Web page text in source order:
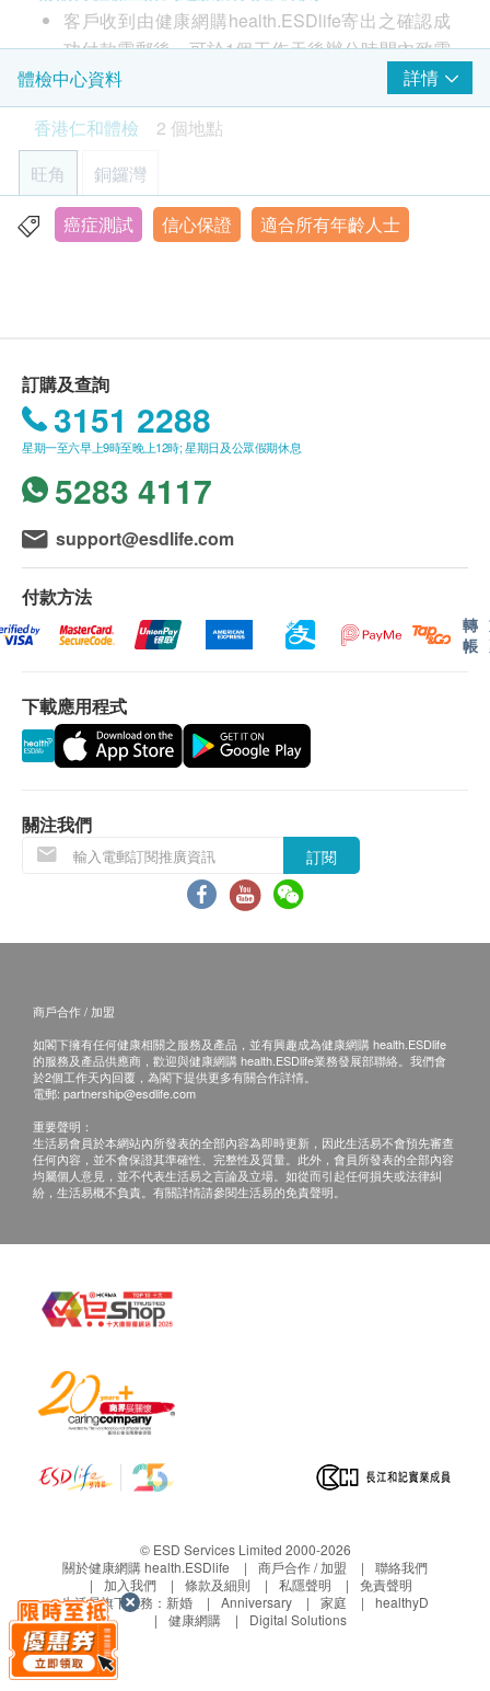
客戶收到由健康網購health.ESDlife寄出之確認成
功付款電郵後，可於1個工作天後辦公時間內致電
2156 5857 或 Whatsapp 5726 4497 預約服務。
客戶於完成檢查後14工作天收到電子報告。 ( 星期
六、日及公眾假期不計算在內 ; 如遇惡劣天氣情況
( 8號或以上颱風信號 / 黑色暴雨 ) 化驗所均會暫停
運作，報告亦相應會延遲完成時間 )
請注意: 由 2021年9月1日起訂購之身體檢查計劃或
疫苗計劃，有效期為3個月，逾期作廢。
客戶於進行服務前，必須出示有效身份證明文件以
作登記。
客戶於進行服務前，應清楚並同意本公司所安排之
服務及內容。
如體檢計劃包含空腹血糖需安排在上午9:00-10:00
開始進行。
訂購一經確認，不設更改已訂購的計劃，轉讓給第
三者或退款。
所有身體檢查計劃並非作為醫務診斷或治療用途。
所有身體檢驗計劃由 香港仁和體檢 提供。
和體檢 將保留最終決定權。
免責聲明：
途。當閣下身體健康出現任何疾病徵兆時，應立即
諮詢有認可資格的醫生，作出診斷及治療。
本服務/產品由商戶提供。生活易【健康網購
health.ESDlife】並沒有經營或提供本服務/產品。
查詢，須向提供服務之體檢中心或商戶提出。
體檢中心資料
詳情
香港仁和體檢
2 個地點
旺角
銅鑼灣
旺角亞皆老街8號朗豪坊辦公室大樓11樓
癌症測試 信心保證 適合所有年齡人士
訂購及查詢
3151 2288
星期一至六早上9時至晚上12時; 星期日及公眾假期休息
5283 4117
support@esdlife.com
付款方法
轉
帳
下載應用程式
關注我們
訂閱
商戶合作 / 加盟
如閣下擁有任何健康相關之服務及產品，並有興趣成為健康網購 health.ESDlife
的服務及產品供應商，歡迎與健康網購 health.ESDlife業務發展部聯絡。我們會
於2個工作天內回覆，為閣下提供更多有關合作詳情。
電郵: partnership@esdlife.com
重要聲明：
生活易會員於本網站內所發表的全部內容為即時更新，因此生活易不會預先審查
任何內容，並不會保證其準確性、完整性及質量。此外，會員所發表的全部內容
均屬個人意見，並不代表生活易之言論及立場。如從而引起任何損失或法律糾
紛，生活易概不負責。有關詳情請參閱生活易的免責聲明。
© ESD Services Limited 2000-2026
關於健康網購 health.ESDlife
商戶合作 / 加盟
聯絡我們
加入我們
條款及細則 私隱聲明
免責聲明
生活易旗下業務： 新婚 Anniversary 家庭
healthyD
健康網購
Digital Solutions